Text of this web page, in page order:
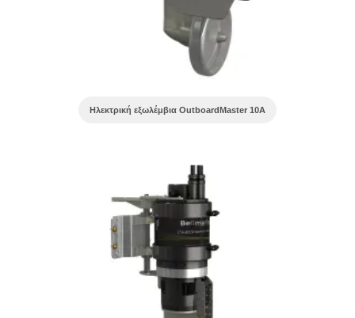
Ηλεκτρική εξωλέμβια OutboardMaster 10A